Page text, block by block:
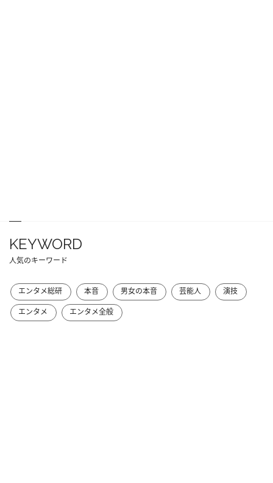
KEYWORD
人気のキーワード
エンタメ総研 本音 男女の本音 芸能人
演技
エンタメ
エンタメ全般